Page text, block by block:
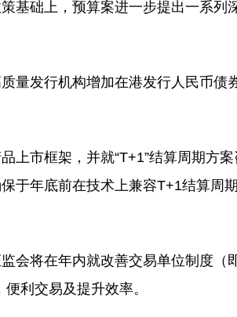
基础上，预算案进一步提出一系列
量发行机构增加在港发行人民币债
上市框架，并就“T+1”结算周期方
于年底前在技术上兼容T+1结算周
会将在年内就改善交易单位制度（
利交易及提升效率。